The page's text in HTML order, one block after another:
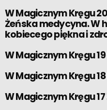
W Magicznym Kręgu
Żeńska medycyna. W
kobiecego piękna i
W Magicznym Kręgu
W Magicznym Kręgu
W Magicznym Kręgu